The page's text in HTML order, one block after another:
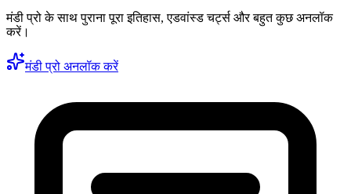
मंडी प्रो के साथ पुराना पूरा इतिहास, एडवांस्ड चर्ट्स और बहुत कुछ अनलॉक
करें।
मंडी प्रो अनलॉक करें